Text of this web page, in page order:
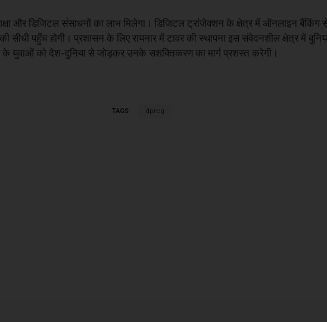
और डिजिटल संसाधनों का लाभ मिलेगा। डिजिटल ट्रांजेक्शन के क्षेत्र में ऑनलाइन बैंकिंग
सीधी पहुँच होगी। प्रशासन के लिए रायनार में टावर की स्थापना इस संवेदनशील क्षेत्र में
युवाओं को देश-दुनिया से जोड़कर उनके सशक्तिकरण का मार्ग प्रशस्त करेगी।
TAGS dprcg